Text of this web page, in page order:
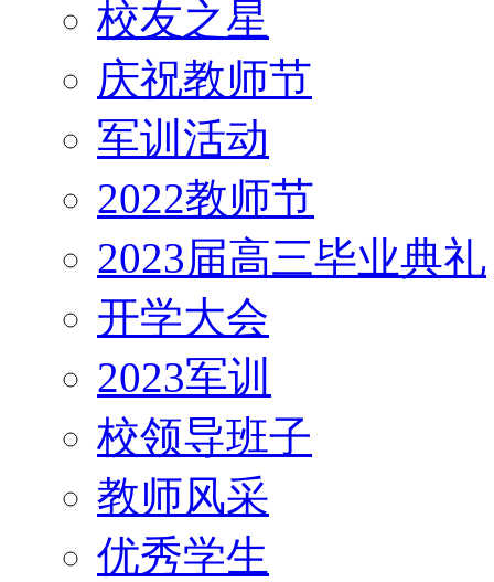
校友之星
庆祝教师节
军训活动
2022教师节
2023届高三毕业典礼
开学大会
2023军训
校领导班子
教师风采
优秀学生